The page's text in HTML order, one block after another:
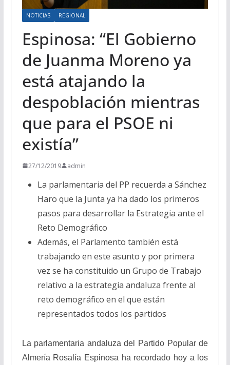
NOTICIAS REGIONAL
Espinosa: “El Gobierno
de Juanma Moreno ya
está atajando la
despoblación mientras
que para el PSOE ni
existía”
27/12/2019 admin
La parlamentaria del PP recuerda a Sánchez
Haro que la Junta ya ha dado los primeros
pasos para desarrollar la Estrategia ante el
Reto Demográfico
Además, el Parlamento también está
trabajando en este asunto y por primera
vez se ha constituido un Grupo de Trabajo
relativo a la estrategia andaluza frente al
reto demográfico en el que están
representados todos los partidos
La parlamentaria andaluza del Partido Popular de
Almería Rosalía Espinosa ha recordado hoy a los